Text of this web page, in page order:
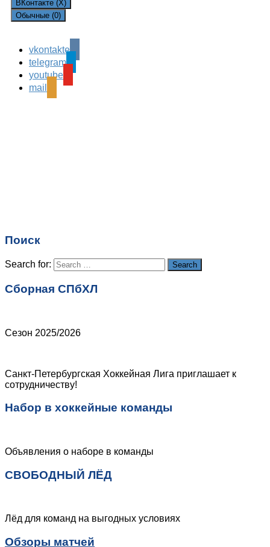
ВКонтакте (X)
Обычные (0)
Leave a Reply
Ваш адрес email не будет опубликован.
поля помечены
vkontakte
telegram
youtube
mail
Поиск
Search for: Search
Сборная СПбХЛ
Сезон 2025/2026
Санкт-Петербургская Хоккейная Лига приглашает к
сотрудничеству!
Набор в хоккейные команды
Объявления о наборе в команды
СВОБОДНЫЙ ЛЁД
Лёд для команд на выгодных условиях
Обзоры матчей